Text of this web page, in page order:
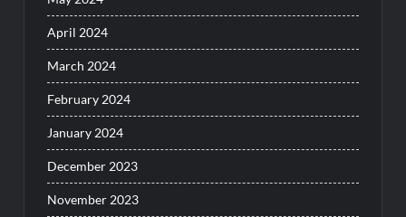
April 2024
March 2024
February 2024
January 2024
December 2023
November 2023